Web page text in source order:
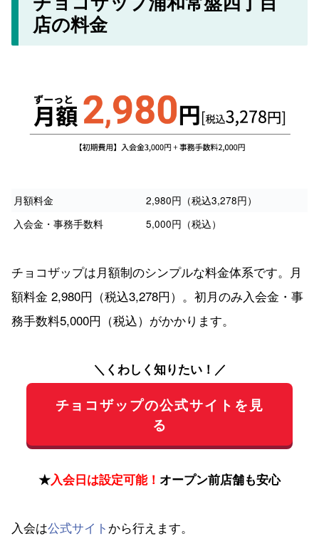
店の料金
月額料金
2,980円（税込3,278円）
入会金・事務手数料
5,000円（税込）
チョコザップは月額制のシンプルな料金体系です。月
額料金 2,980円（税込3,278円）。初月のみ入会金・事
務手数料5,000円（税込）がかかります。
＼くわしく知りたい！／
チョコザップの公式サイトを見
る
★入会日は設定可能！ オープン前店舗も安心
入会は公式サイト から行えます。